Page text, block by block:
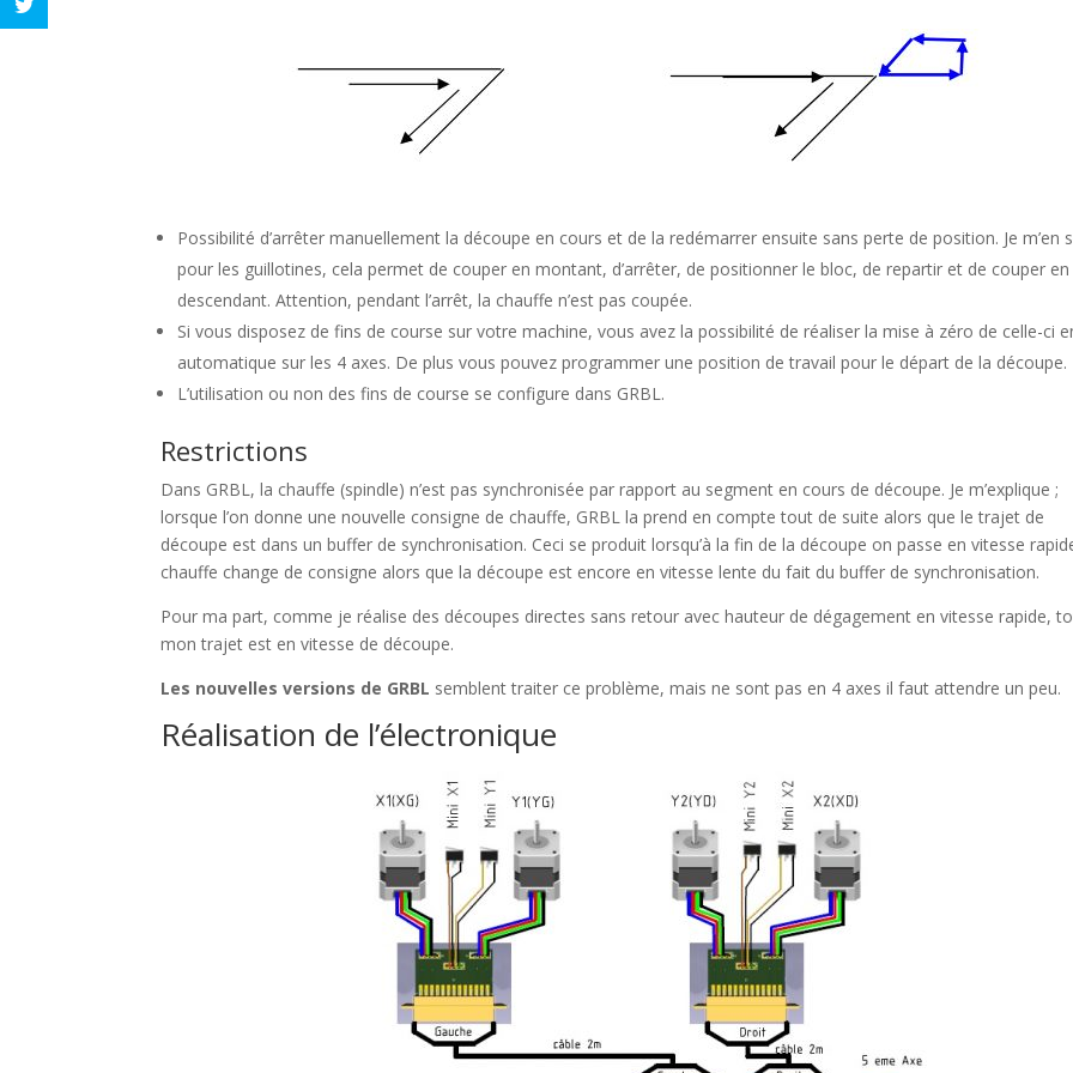
Possibilité d’arrêter manuellement la découpe en cours et de la redémarrer ensuite sans perte de position. Je m’en
pour les guillotines, cela permet de couper en montant, d’arrêter, de positionner le bloc, de repartir et de couper en
descendant. Attention, pendant l’arrêt, la chauffe n’est pas coupée.
Si vous disposez de fins de course sur votre machine, vous avez la possibilité de réaliser la mise à zéro de celle-ci
automatique sur les 4 axes. De plus vous pouvez programmer une position de travail pour le départ de la découpe.
L’utilisation ou non des fins de course se configure dans GRBL.
Restrictions
Dans GRBL, la chauffe (spindle) n’est pas synchronisée par rapport au segment en cours de découpe. Je m’explique ;
lorsque l’on donne une nouvelle consigne de chauffe, GRBL la prend en compte tout de suite alors que le trajet de
découpe est dans un buffer de synchronisation. Ceci se produit lorsqu’à la fin de la découpe on passe en vitesse
chauffe change de consigne alors que la découpe est encore en vitesse lente du fait du buffer de synchronisation.
Pour ma part, comme je réalise des découpes directes sans retour avec hauteur de dégagement en vitesse rapide,
mon trajet est en vitesse de découpe.
Les nouvelles versions de GRBL semblent traiter ce problème, mais ne sont pas en 4 axes il faut attendre un peu.
Réalisation de l’électronique